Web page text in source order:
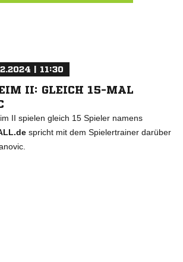
| 11:30
II: GLEICH 15-MAL
II spielen gleich 15 Spieler namens
spricht mit dem Spielertrainer darüber